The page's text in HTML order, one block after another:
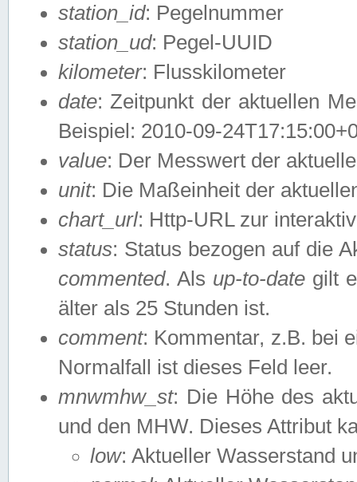
station_id: Pegelnummer
station_ud: Pegel-UUID
kilometer: Flusskilometer
date: Zeitpunkt der aktuellen
Beispiel: 2010-09-
value: Der Messwert der
unit: Die Maßeinheit der
chart_url: Http-URL zur
status: Status bezogen auf die
commented. Als up-to-date gilt
älter als 25 Stunden ist.
comment: Kommentar, z.B. bei
Normalfall ist dieses Feld leer.
mnwmhw_st: Die Höhe des
und den MHW. Dieses Attribut
low: Aktueller Wasserstand